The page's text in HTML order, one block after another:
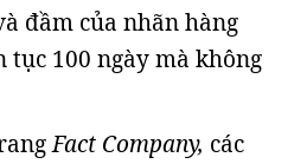
đầm của nhãn hàng
tục 100 ngày mà không
Fact Company, các